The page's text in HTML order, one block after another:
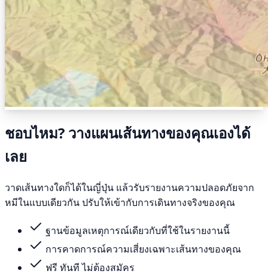
ชอบไหม? วางแผนเส้นทางของคุณเองได้
เลย
วาดเส้นทางใดก็ได้ในญี่ปุ่น แล้วรับรายงานความปลอดภัยจาก
หมีในแบบเดียวกัน ปรับให้เข้ากับการเดินทางจริงของคุณ
ฐานข้อมูลเหตุการณ์เดียวกับที่ใช้ในรายงานนี้
การคาดการณ์ความเสี่ยงเฉพาะเส้นทางของคุณ
ฟรี ทันที ไม่ต้องสมัคร